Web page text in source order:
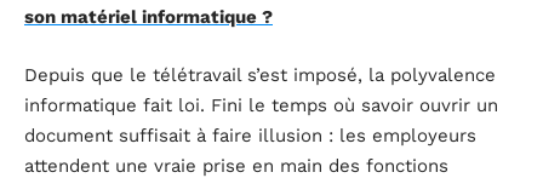
son matériel informatique ?
Depuis que le télétravail s’est imposé, la polyvalence
informatique fait loi. Fini le temps où savoir ouvrir un
document suffisait à faire illusion : les employeurs
attendent une vraie prise en main des fonctions